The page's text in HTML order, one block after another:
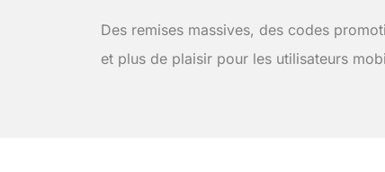
Des remises massives, des codes
et plus de plaisir pour les utilisateurs